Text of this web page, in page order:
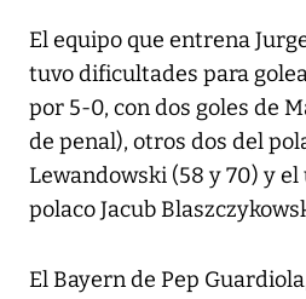
El equipo que entrena
tuvo dificultades para
por 5-0, con dos goles de
de penal), otros dos del
Lewandowski (58 y 70) y
polaco Jacub
El Bayern de Pep